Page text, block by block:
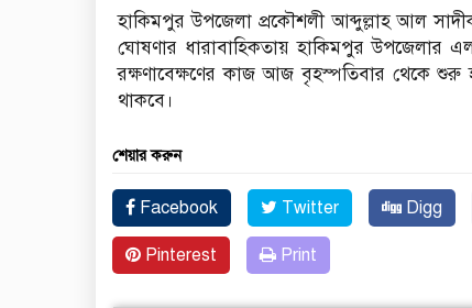
হাকিমপুর উপজেলা প্রকৌশলী আব্দুল্লাহ আল
ঘোষণার ধারাবাহিকতায় হাকিমপুর উপজেলার
রক্ষণাবেক্ষণের কাজ আজ বৃহস্পতিবার থেকে
থাকবে।
শেয়ার করুন
Facebook Twitter Digg
Pinterest Print